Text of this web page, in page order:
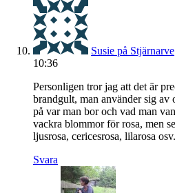
Susie på Stjärnarve
10:36
Personligen tror jag att det är
brandgult, man använder sig av
på var man bor och vad man
vackra blommor för rosa, men
ljusrosa, cericesrosa, lilarosa osv.
Svara